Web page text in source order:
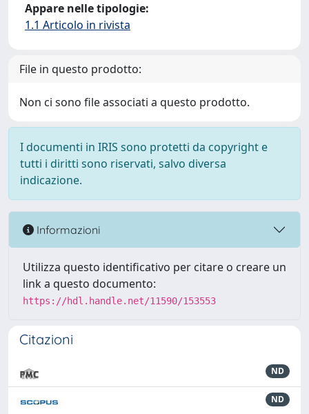
Appare nelle tipologie:
1.1 Articolo in rivista
File in questo prodotto:
Non ci sono file associati a questo prodotto.
I documenti in IRIS sono protetti da copyright e
tutti i diritti sono riservati, salvo diversa
indicazione.
Informazioni
Utilizza questo identificativo per citare o creare un
link a questo documento:
https://hdl.handle.net/11590/153553
Citazioni
ND
ND